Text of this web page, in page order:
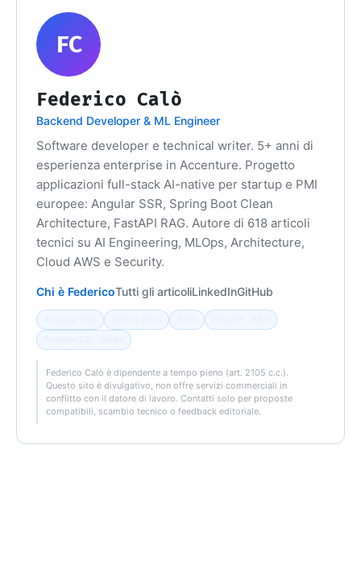
FC
Federico Calò
Backend Developer & ML Engineer
Software developer e technical writer. 5+ anni di
esperienza enterprise in Accenture. Progetto
applicazioni full-stack AI-native per startup e PMI
europee: Angular SSR, Spring Boot Clean
Architecture, FastAPI RAG. Autore di 618 articoli
tecnici su AI Engineering, MLOps, Architecture,
Cloud AWS e Security.
Chi è FedericoTutti gli articoliLinkedInGitHub
Federico Calò è dipendente a tempo pieno (art. 2105 c.c.).
Questo sito è divulgativo, non offre servizi commerciali in
conflitto con il datore di lavoro. Contatti solo per proposte
compatibili, scambio tecnico o feedback editoriale.